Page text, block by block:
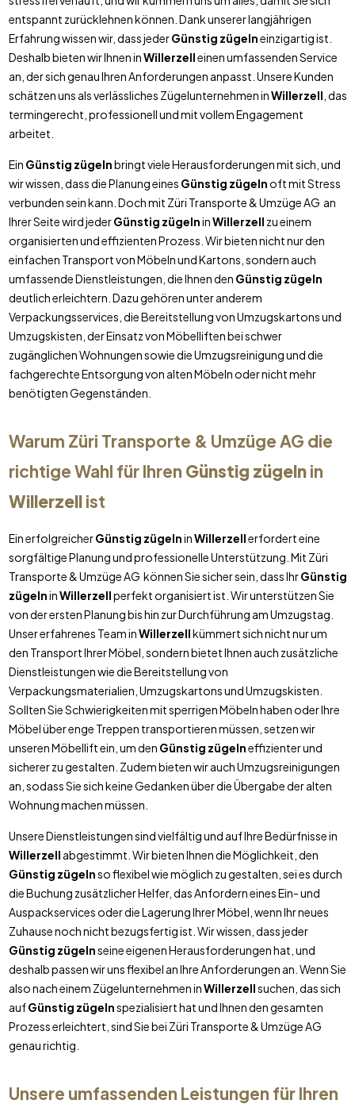
entspannt zurücklehnen können. Dank unserer langjährigen
Erfahrung wissen wir, dass jederGünstig zügelneinzigartig ist.
Deshalb bieten wir Ihnen inWillerzelleinen umfassenden Service
an, der sich genau Ihren Anforderungen anpasst. Unsere Kunden
schätzen uns als verlässliches Zügelunternehmen inWillerzell , das
termingerecht, professionell und mit vollem Engagement
arbeitet.
Ein Günstig zügelnbringt viele Herausforderungen mit sich, und
wir wissen, dass die Planung eines Günstig zügelnoft mit Stress
verbunden sein kann. Doch mit Züri Transporte & Umzüge AG an
Ihrer Seite wird jederGünstig zügelninWillerzell zu einem
organisierten und effizienten Prozess. Wir bieten nicht nur den
einfachen Transport von Möbeln und Kartons, sondern auch
umfassende Dienstleistungen, die Ihnen den Günstig zügeln
deutlich erleichtern. Dazu gehören unter anderem
Verpackungsservices, die Bereitstellung von Umzugskartons und
Umzugskisten, der Einsatz von Möbelliften bei schwer
zugänglichen Wohnungen sowie die Umzugsreinigung und die
fachgerechte Entsorgung von alten Möbeln oder nicht mehr
benötigten Gegenständen.
Warum Züri Transporte & Umzüge AG die
richtige Wahl für Ihren Günstig zügelnin
Willerzellist
Ein erfolgreicherGünstig zügelninWillerzellerfordert eine
sorgfältige Planung und professionelle Unterstützung. Mit Züri
Transporte & Umzüge AG können Sie sicher sein, dass IhrGünstig
zügelninWillerzellperfekt organisiert ist. Wir unterstützen Sie
von der ersten Planung bis hin zur Durchführung am Umzugstag.
Unser erfahrenes Team inWillerzellkümmert sich nicht nur um
den Transport Ihrer Möbel, sondern bietet Ihnen auch zusätzliche
Dienstleistungen wie die Bereitstellung von
Verpackungsmaterialien, Umzugskartons und Umzugskisten.
Sollten Sie Schwierigkeiten mit sperrigen Möbeln haben oder Ihre
Möbel über enge Treppen transportieren müssen, setzen wir
unseren Möbellift ein, um den Günstig zügelneffizienter und
sicherer zu gestalten. Zudem bieten wir auch Umzugsreinigungen
an, sodass Sie sich keine Gedanken über die Übergabe der alten
Wohnung machen müssen.
Unsere Dienstleistungen sind vielfältig und auf Ihre Bedürfnisse in
Willerzell abgestimmt. Wir bieten Ihnen die Möglichkeit, den
Günstig zügelnso flexibel wie möglich zu gestalten, sei es durch
die Buchung zusätzlicher Helfer, das Anfordern eines Ein- und
Auspackservices oder die Lagerung Ihrer Möbel, wenn Ihr neues
Zuhause noch nicht bezugsfertig ist. Wir wissen, dass jeder
Günstig zügelnseine eigenen Herausforderungen hat, und
deshalb passen wir uns flexibel an Ihre Anforderungen an. Wenn Sie
also nach einem Zügelunternehmen inWillerzellsuchen, das sich
aufGünstig zügelnspezialisiert hat und Ihnen den gesamten
Prozess erleichtert, sind Sie bei Züri Transporte & Umzüge AG
genau richtig.
Unsere umfassenden Leistungen für Ihren